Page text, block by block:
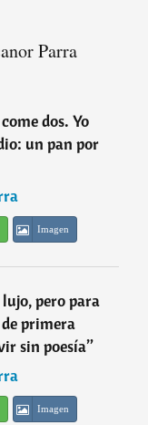
Parra
dos. Yo
un pan por
Imagen
pero para
primera
sin poesía”
Imagen